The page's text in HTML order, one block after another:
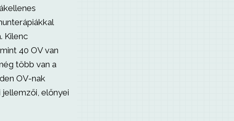
Kilenc
40 OV van
több van a
OV-nak
előnyei